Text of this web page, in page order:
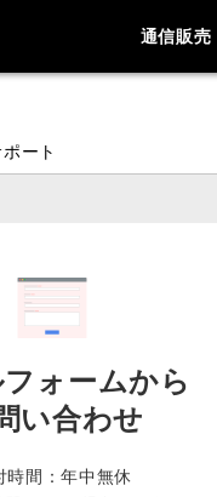
通信販売
ート
ォームから
い合わせ
時間：年中無休